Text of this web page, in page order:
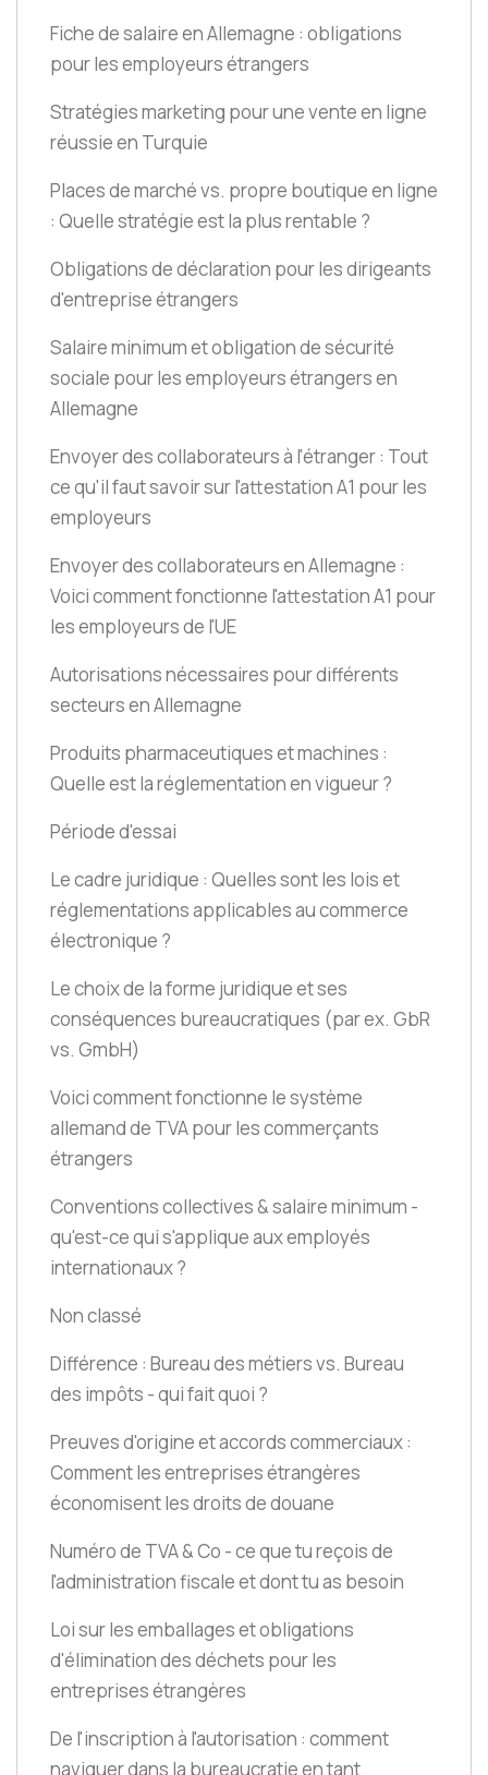
Fiche de salaire en Allemagne : obligations
pour les employeurs étrangers
Stratégies marketing pour une vente en ligne
réussie en Turquie
Places de marché vs. propre boutique en ligne
: Quelle stratégie est la plus rentable ?
Obligations de déclaration pour les dirigeants
d'entreprise étrangers
Salaire minimum et obligation de sécurité
sociale pour les employeurs étrangers en
Allemagne
Envoyer des collaborateurs à l'étranger : Tout
ce qu'il faut savoir sur l'attestation A1 pour les
employeurs
Envoyer des collaborateurs en Allemagne :
Voici comment fonctionne l'attestation A1 pour
les employeurs de l'UE
Autorisations nécessaires pour différents
secteurs en Allemagne
Produits pharmaceutiques et machines :
Quelle est la réglementation en vigueur ?
Période d'essai
Le cadre juridique : Quelles sont les lois et
réglementations applicables au commerce
électronique ?
Le choix de la forme juridique et ses
conséquences bureaucratiques (par ex. GbR
vs. GmbH)
Voici comment fonctionne le système
allemand de TVA pour les commerçants
étrangers
Conventions collectives & salaire minimum -
qu'est-ce qui s'applique aux employés
internationaux ?
Non classé
Différence : Bureau des métiers vs. Bureau
des impôts - qui fait quoi ?
Preuves d'origine et accords commerciaux :
Comment les entreprises étrangères
économisent les droits de douane
Numéro de TVA & Co - ce que tu reçois de
l'administration fiscale et dont tu as besoin
Loi sur les emballages et obligations
d'élimination des déchets pour les
entreprises étrangères
De l'inscription à l'autorisation : comment
naviguer dans la bureaucratie en tant